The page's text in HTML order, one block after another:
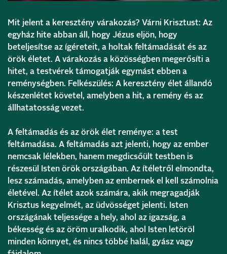
Mit jelent a keresztény várakozás? Várni Krisztust: Az
egyház hite abban áll, hogy Jézus eljön, hogy
beteljesítse az ígéreteit, a holtak feltámadását és az
örök életet. A várakozás a közösségben megerősíti a
hitet, a testvérek támogatják egymást ebben a
reménységben. Felkészülés: A keresztény élet állandó
készenlétet követel, amelyben a hit, a remény és az
állhatatosság vezet.
A feltámadás és az örök élet reménye: a test
feltámadása. A feltámadás azt jelenti, hogy az ember
nemcsak lélekben, hanem megdicsőült testben is
részesül Isten örök országában. Az ítéletről elmondta,
lesz számadás, amelyben az embernek el kell számolnia
életével. Az ítélet azok számára, akik megragadják
Krisztus kegyelmét, az üdvösséget jelenti. Isten
országának teljessége a hely, ahol az igazság, a
békesség és az öröm uralkodik, ahol Isten letöröl
minden könnyet, és nincs többé halál, gyász vagy